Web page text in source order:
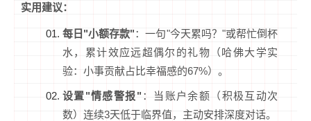
实用建议：
每日"小额存款"：一句"今天累吗？"或帮忙倒杯
水，累计效应远超偶尔的礼物（哈佛大学实
验：小事贡献占比幸福感的67%）。
设置"情感警报" ：当账户余额（积极互动次
数）连续3天低于临界值，主动安排深度对话。